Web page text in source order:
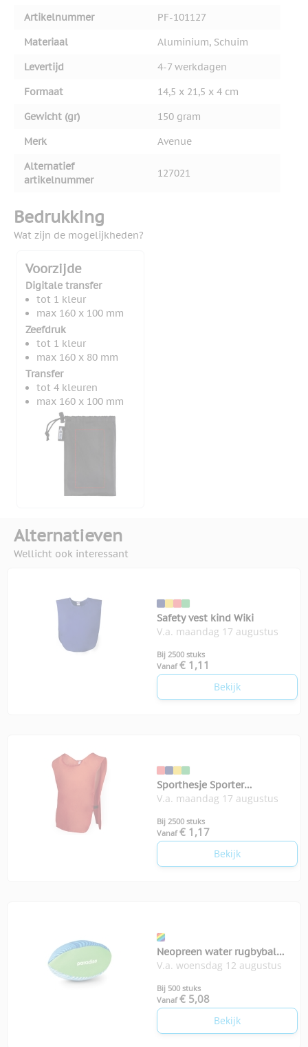
Artikelnummer
PF-101127
Materiaal
Aluminium, Schuim
Levertijd
4-7 werkdagen
Formaat
14,5 x 21,5 x 4 cm
Gewicht (gr)
150 gram
Merk
Avenue
Alternatief
artikelnummer
127021
Bedrukking
Wat zijn de mogelijkheden?
Voorzijde
Digitale transfer
tot 1 kleur
max 160 x 100 mm
Zeefdruk
tot 1 kleur
max 160 x 80 mm
Transfer
tot 4 kleuren
max 160 x 100 mm
Alternatieven
Wellicht ook interessant
Safety vest kind Wiki
V.a. maandag 17 augustus
Bij 2500 stuks
Vanaf € 1,11
Bekijk
Sporthesje Sporter
volwassenen
V.a. maandag 17 augustus
Bij 2500 stuks
Vanaf € 1,17
Bekijk
Neopreen water rugbybal
Grab
V.a. woensdag 12 augustus
Bij 500 stuks
Vanaf € 5,08
Bekijk